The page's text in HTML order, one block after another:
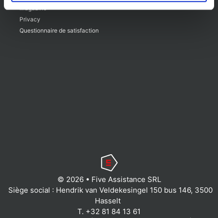
Magazine
Privacy
Questionnaire de satisfaction
© 2026 • Five Assistance SRL
Siège social : Hendrik van Veldekesingel 150 bus 146, 3500
Hasselt
T. +32 81 84 13 61